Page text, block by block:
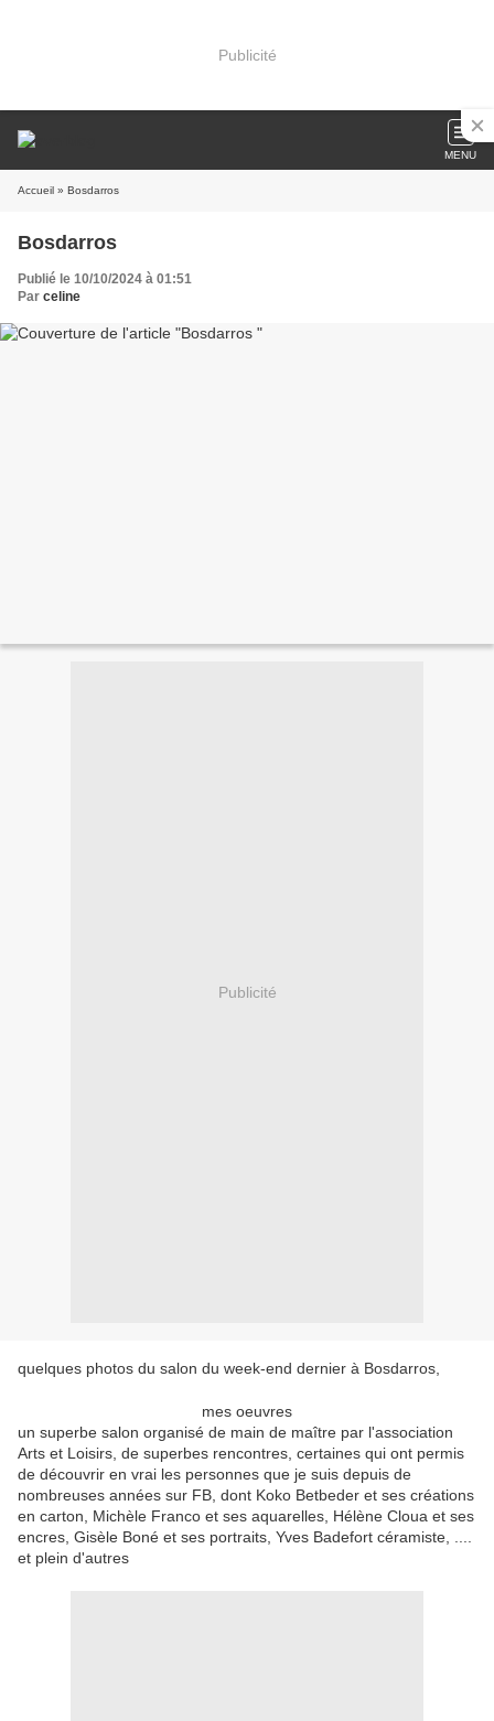
Publicité
MENU
Accueil » Bosdarros
Bosdarros
Publié le 10/10/2024 à 01:51
Par celine
Publicité
quelques photos du salon du week-end dernier à Bosdarros,
mes oeuvres
un superbe salon organisé de main de maître par l'association
Arts et Loisirs, de superbes rencontres, certaines qui ont permis
de découvrir en vrai les personnes que je suis depuis de
nombreuses années sur FB, dont Koko Betbeder et ses créations
en carton, Michèle Franco et ses aquarelles, Hélène Cloua et ses
encres, Gisèle Boné et ses portraits, Yves Badefort céramiste, ....
et plein d'autres